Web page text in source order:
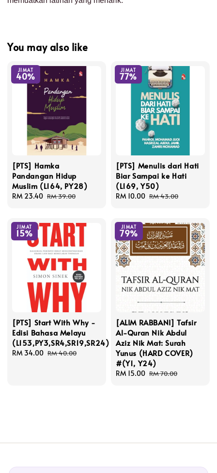
You may also like
JIMAT
40%
[PTS] Hamka
Pandangan Hidup
Muslim (L164, PY28)
Sale
RM 23.40 Regular
RM 39.00
JIMAT
77%
[PTS] Menulis dari Hati
Biar Sampai ke Hati
(L169, Y50)
Sale
RM 10.00 Regular
RM 43.00
JIMAT
15%
[PTS] Start With Why -
Edisi Bahasa Melayu
(L153,PY3,SR4,SR19,SR24)
Sale
RM 34.00 Regular
RM 40.00
JIMAT
79%
[ALIM RABBANI] Tafsir
Al-Quran Nik Abdul
Aziz Nik Mat: Surah
Yunus (HARD COVER)
#(Y1, Y24)
Sale
RM 15.00 Regular
RM 70.00